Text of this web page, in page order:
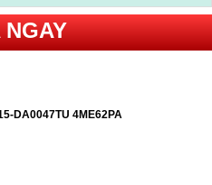
NGAY
DA0047TU 4ME62PA